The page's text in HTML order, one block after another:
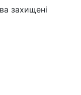
захищені